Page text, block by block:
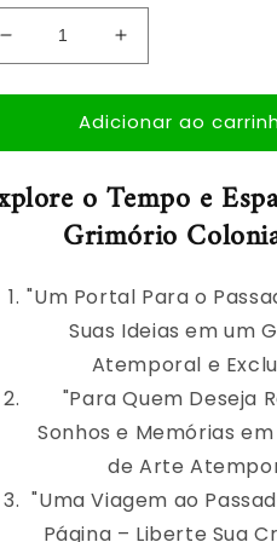
Diminuir
a
quantidade
Grimorio
Aumentar
a
quantidade
de
Grimorio
Adicionar ao
o Tempo e
Grimório
"Um Portal Para o
Suas Ideias em um
Atemporal e
"Para Quem Deseja
Sonhos e Memórias
de Arte
"Uma Viagem ao
Página – Liberte Sua